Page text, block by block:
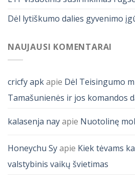
Dėl lytiškumo dalies gyvenimo
NAUJAUSI KOMENTARAI
cricfy apkapie Dėl Teisingumo
Tamašunienės ir jos komandos
kalasenja nayapie Nuotolinę
Honeychu Syapie Kiek tėvams
valstybinis vaikų švietimas